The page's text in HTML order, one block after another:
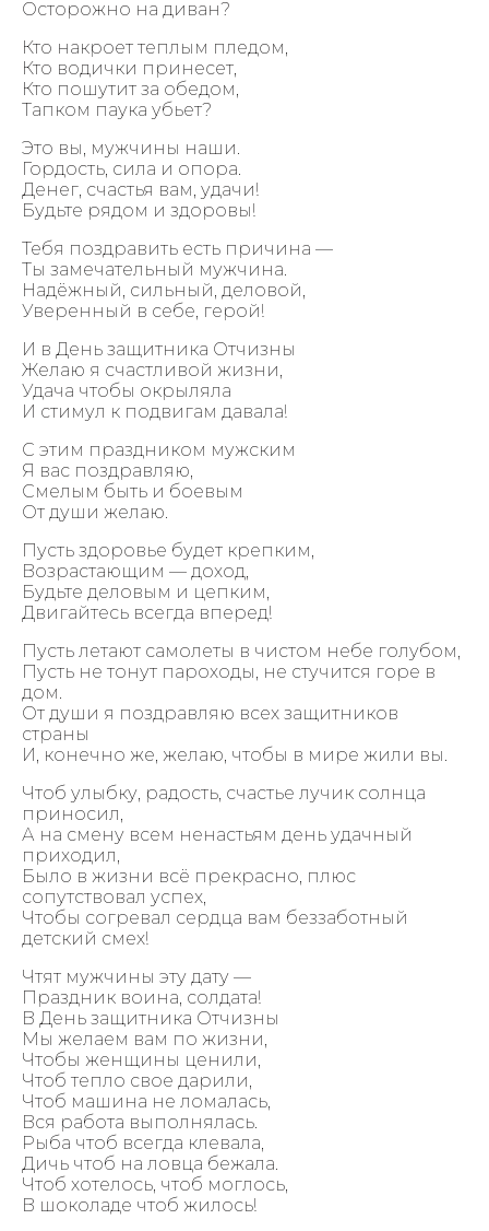
Осторожно на диван?
Кто накроет теплым пледом,
Кто водички принесет,
Кто пошутит за обедом,
Тапком паука убьет?
Это вы, мужчины наши.
Гордость, сила и опора.
Денег, счастья вам, удачи!
Будьте рядом и здоровы!
Тебя поздравить есть причина —
Ты замечательный мужчина.
Надёжный, сильный, деловой,
Уверенный в себе, герой!
И в День защитника Отчизны
Желаю я счастливой жизни,
Удача чтобы окрыляла
И стимул к подвигам давала!
С этим праздником мужским
Я вас поздравляю,
Смелым быть и боевым
От души желаю.
Пусть здоровье будет крепким,
Возрастающим — доход,
Будьте деловым и цепким,
Двигайтесь всегда вперед!
Пусть летают самолеты в чистом небе голубом,
Пусть не тонут пароходы, не стучится горе в
дом.
От души я поздравляю всех защитников
страны
И, конечно же, желаю, чтобы в мире жили вы.
Чтоб улыбку, радость, счастье лучик солнца
приносил,
А на смену всем ненастьям день удачный
приходил,
Было в жизни всё прекрасно, плюс
сопутствовал успех,
Чтобы согревал сердца вам беззаботный
детский смех!
Чтят мужчины эту дату —
Праздник воина, солдата!
В День защитника Отчизны
Мы желаем вам по жизни,
Чтобы женщины ценили,
Чтоб тепло свое дарили,
Чтоб машина не ломалась,
Вся работа выполнялась.
Рыба чтоб всегда клевала,
Дичь чтоб на ловца бежала.
Чтоб хотелось, чтоб моглось,
В шоколаде чтоб жилось!